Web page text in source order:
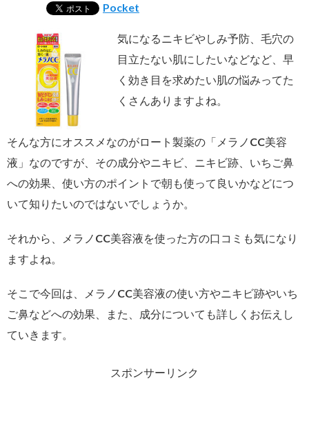
Pocket
気になるニキビやしみ予防、毛穴の
目立たない肌にしたいなどなど、早
く効き目を求めたい肌の悩みってた
くさんありますよね。
そんな方にオススメなのがロート製薬の「メラノCC美容
液」なのですが、その成分やニキビ、ニキビ跡、いちご鼻
への効果、使い方のポイントで朝も使って良いかなどにつ
いて知りたいのではないでしょうか。
それから、メラノCC美容液を使った方の口コミも気になり
ますよね。
そこで今回は、メラノCC美容液の使い方やニキビ跡やいち
ご鼻などへの効果、また、成分についても詳しくお伝えし
ていきます。
スポンサーリンク